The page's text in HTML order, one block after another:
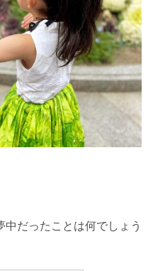
だったことは何でしょう